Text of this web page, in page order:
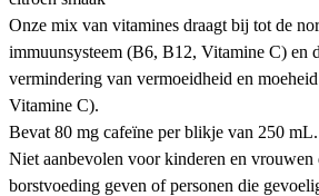
Onze mix van vitamines draagt bij tot de
immuunsysteem (B6, B12, Vitamine C) en
vermindering van vermoeidheid en
Vitamine C).
Bevat 80 mg cafeïne per blikje van 250
Niet aanbevolen voor kinderen en
borstvoeding geven of personen die